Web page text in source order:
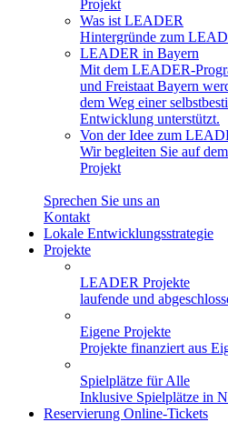
Projekt
Was ist LEADER
Hintergründe zum
LEADER in Bayern
Mit dem LEADER-
und Freistaat Bayern
dem Weg einer
Entwicklung unterstützt.
Von der Idee zum
Wir begleiten Sie auf
Projekt
Sprechen Sie uns an
Kontakt
Lokale Entwicklungsstrategie
Projekte
LEADER Projekte
laufende und
Eigene Projekte
Projekte finanziert aus
Spielplätze für Alle
Inklusive Spielplätze in
Reservierung Online-Tickets